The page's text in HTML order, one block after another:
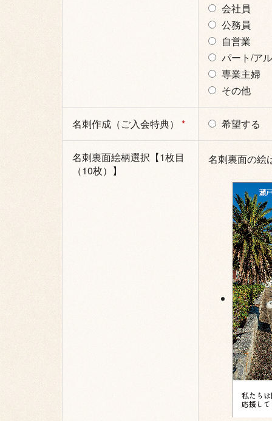
会社員
公務員
自営業
パート/ア
専業主婦
その他
名刺作成（ご入会特典） * 希望する
名刺裏面絵柄選択【1枚目
（10枚）】
名刺裏面の絵